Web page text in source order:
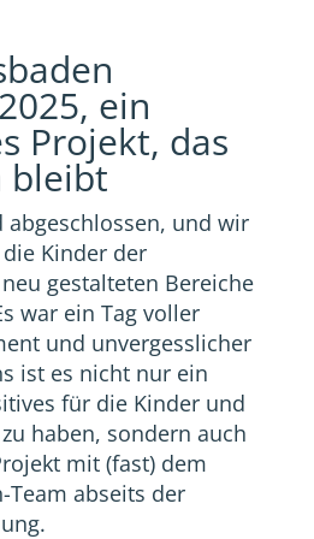
ein
Projekt, das
bleibt
abgeschlossen, und wir
Kinder der
gestalteten Bereiche
war ein Tag voller
und unvergesslicher
ist es nicht nur ein
für die Kinder und
haben, sondern auch
mit (fast) dem
Team abseits der